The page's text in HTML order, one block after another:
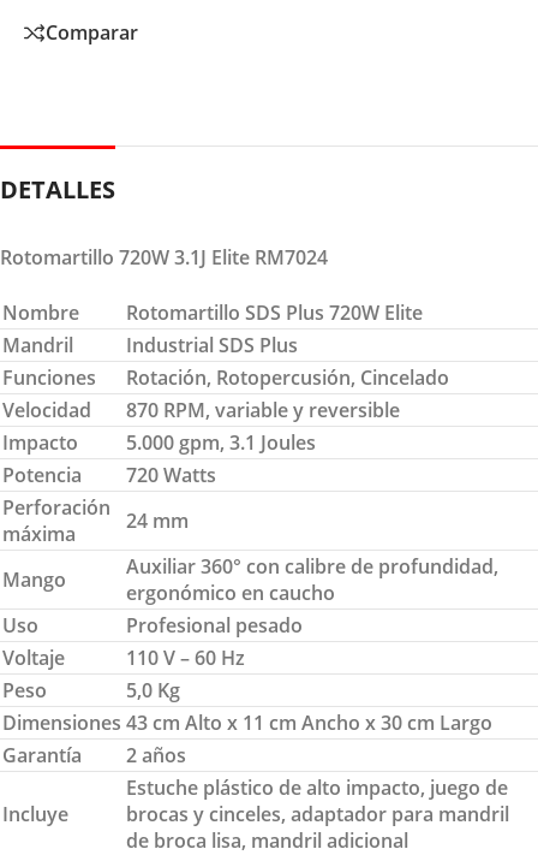
Comparar
DETALLES
Rotomartillo 720W 3.1J Elite RM7024
Nombre
Rotomartillo SDS Plus 720W Elite
Mandril
Industrial SDS Plus
Funciones
Rotación, Rotopercusión, Cincelado
Velocidad
870 RPM, variable y reversible
Impacto
5.000 gpm, 3.1 Joules
Potencia
720 Watts
Perforación
máxima
24 mm
Mango
Auxiliar 360° con calibre de profundidad,
ergonómico en caucho
Uso
Profesional pesado
Voltaje
110 V – 60 Hz
Peso
5,0 Kg
Dimensiones 43 cm Alto x 11 cm Ancho x 30 cm Largo
Garantía
2 años
Incluye
Estuche plástico de alto impacto, juego de
brocas y cinceles, adaptador para mandril
de broca lisa, mandril adicional